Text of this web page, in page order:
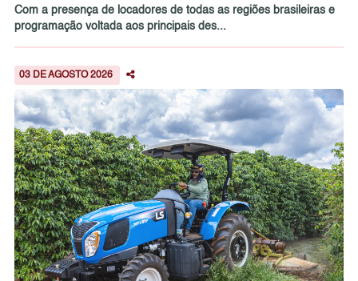
Com a presença de locadores de todas as regiões brasileiras e
programação voltada aos principais des...
03 DE AGOSTO 2026